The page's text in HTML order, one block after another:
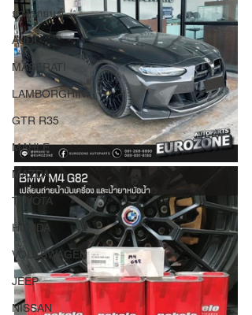
ยางรถยนต์
AUDI
MASERATI
LAMBORGHINI
GTR R35
MAHLE
MAZDA
TOYOTA
HONDA
VOLKSWAGEN
JEEP
NISSAN